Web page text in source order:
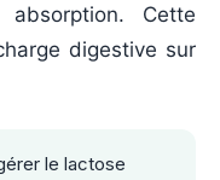
Cette
digestive sur
le lactose